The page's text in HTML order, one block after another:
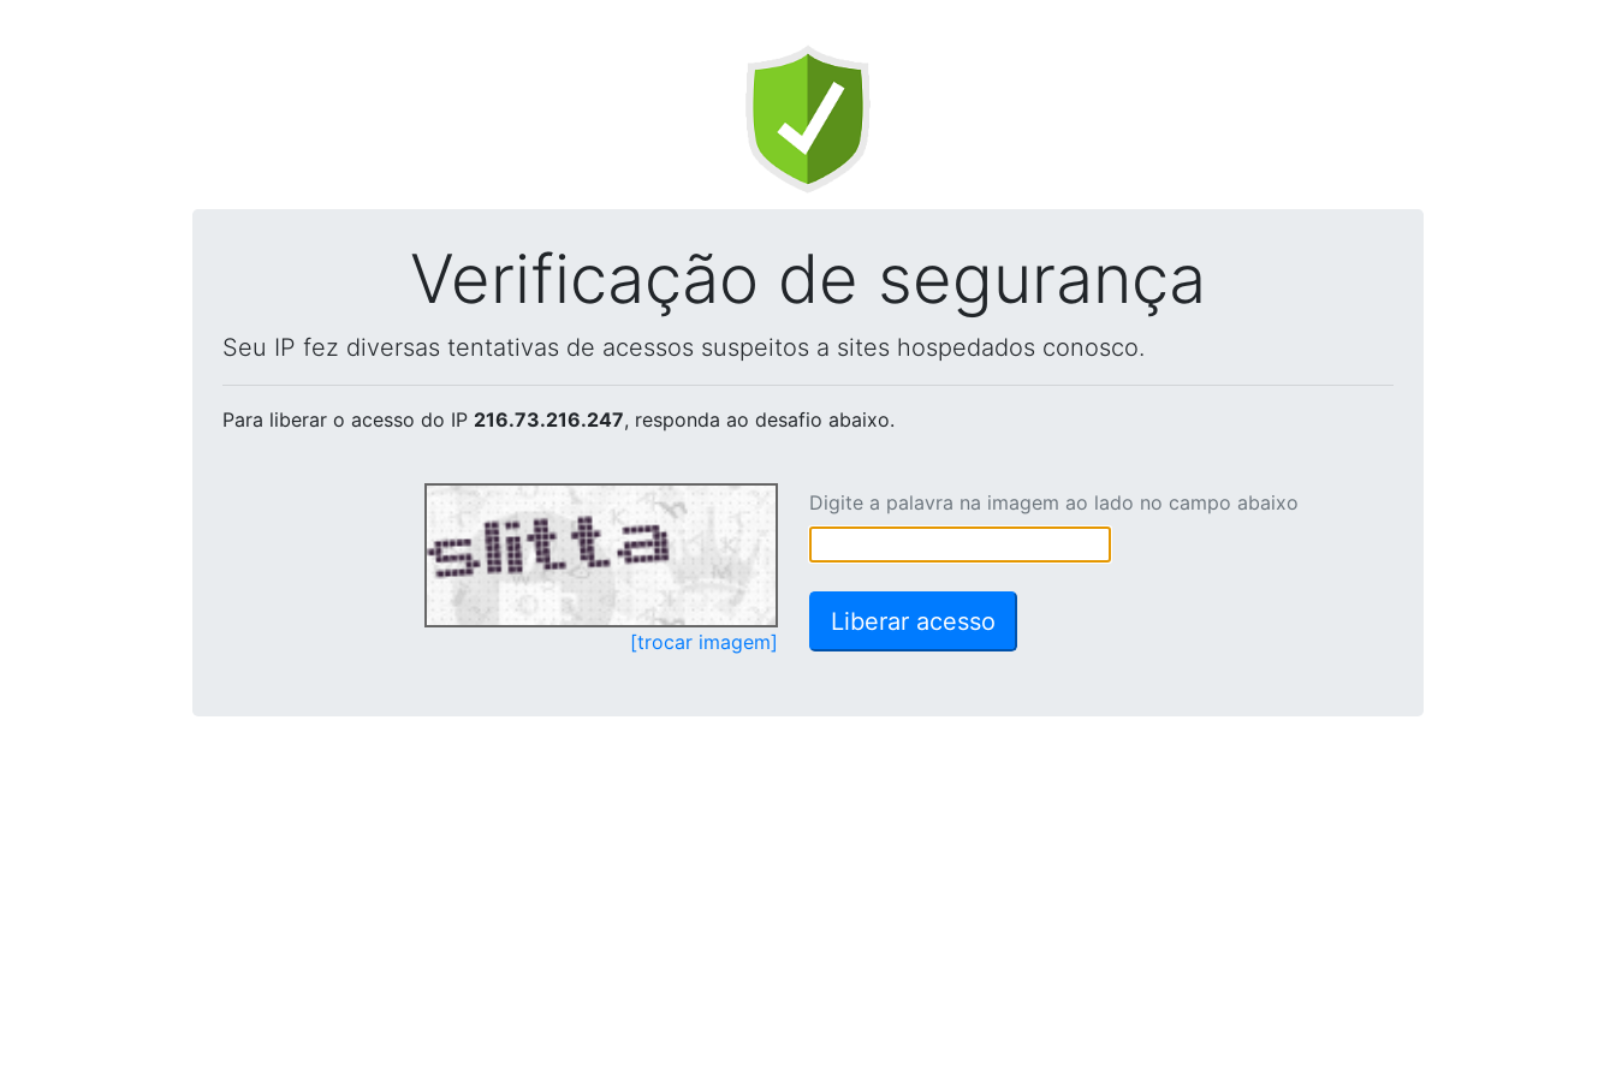
Verificação de segurança
Seu IP fez diversas tentativas de acessos suspeitos a sites hospedados conosco.
Para liberar o acesso do IP 216.73.216.247, responda ao desafio abaixo.
[trocar imagem]
Digite a palavra na imagem ao lado no campo abaixo